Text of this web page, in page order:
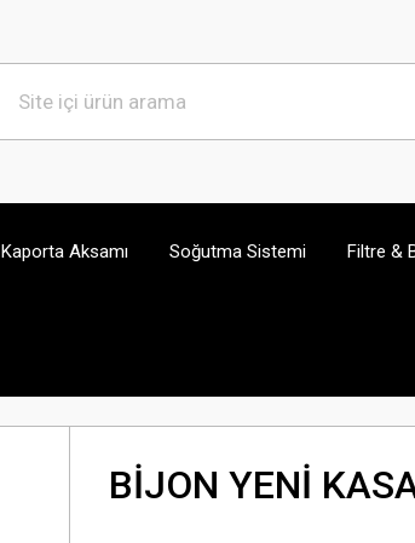
Kaporta Aksamı Soğutma Sistemi Filtre &
BİJON YENİ